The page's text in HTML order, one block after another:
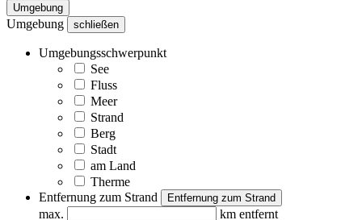
Umgebung
Umgebung schließen
Umgebungsschwerpunkt
See
Fluss
Meer
Strand
Berg
Stadt
am Land
Therme
Entfernung zum Strand
Entfernung zum Strand
max.
km entfernt